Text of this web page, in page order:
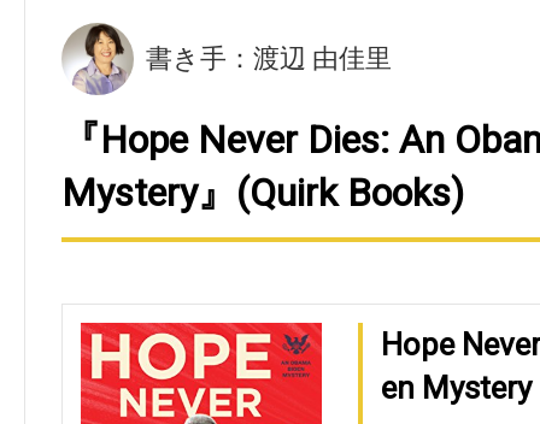
書き手：渡辺 由佳里
『Hope Never Dies: An
Mystery』(Quirk Books)
Hope
en Mystery